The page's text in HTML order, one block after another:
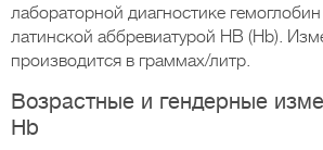
лабораторной диагностике
латинской аббревиатурой НВ (Hb).
производится в граммах/литр.
Возрастные и гендерные
Hb